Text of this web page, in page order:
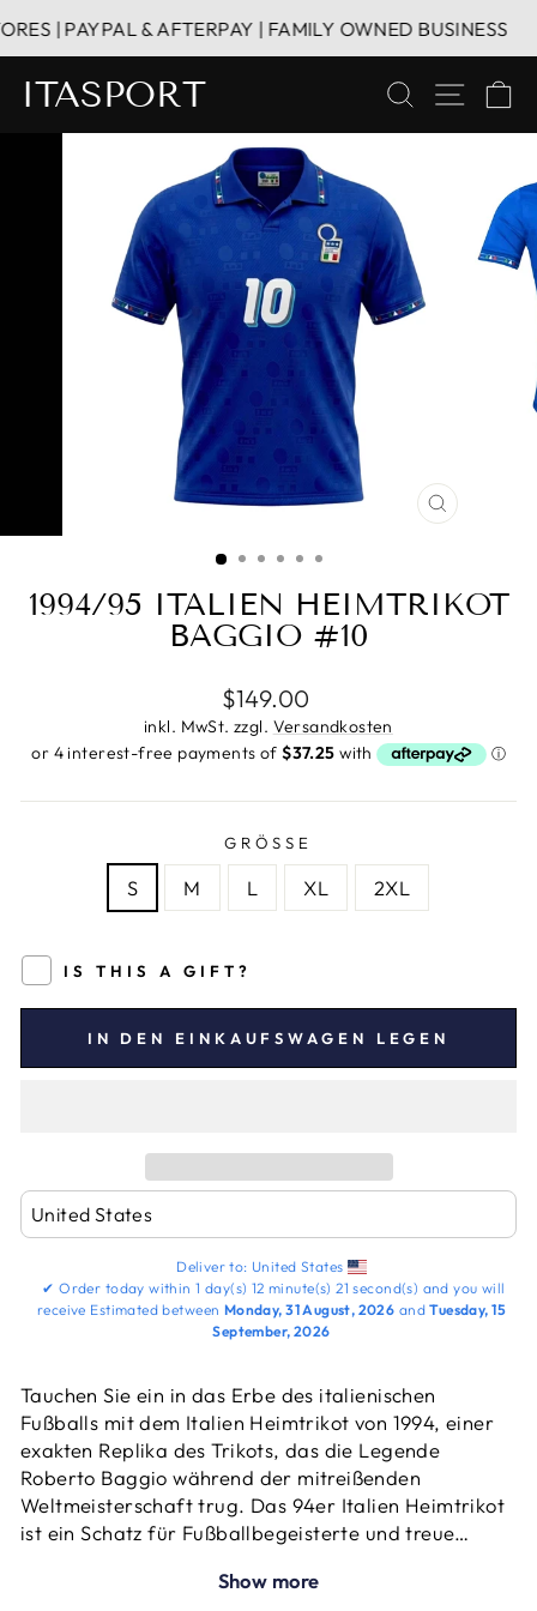
zum| PAYPAL & AFTERPAY | FAMILY OWNED BUSINESS
ITASPORT SUCHE
1994/95 ITALIEN HEIMTRIKOT
BAGGIO #10
Normaler
Preis
$149.00
inkl. MwSt. zzgl. Versandkosten
GRÖSSE
S M L XL 2XL
IS THIS A GIFT?
IN DEN EINKAUFSWAGEN LEGEN
Deliver to: United States
✔ Order today within 1 day(s) 12 minute(s) 20 second(s) and you will
receive Estimated between Monday, 31 August, 2026 andTuesday, 15
September, 2026
Tauchen Sie ein in das Erbe des italienischen
Fußballs mit dem Italien Heimtrikot von 1994, einer
exakten Replika des Trikots, das die Legende
Roberto Baggio während der mitreißenden
Weltmeisterschaft trug. Das 94er Italien Heimtrikot
ist ein Schatz für Fußballbegeisterte und treue
von Italiens unvergesslicher Reise ein.
Show more